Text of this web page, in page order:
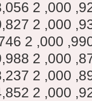
2 ,000
2 ,000
2 ,000
2 ,000
2 ,000
2 ,000